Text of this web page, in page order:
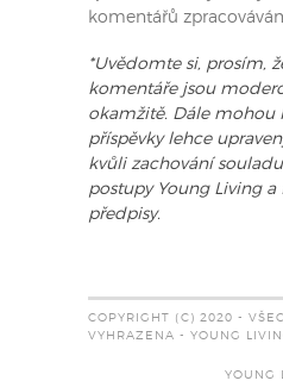
komentářů
*Uvědomte si, prosím,
komentáře jsou
okamžitě. Dále mohou
příspěvky lehce
kvůli zachování
postupy Young Living
předpisy.
COPYRIGHT (C) 2020 -
VYHRAZENA - YOUNG
YOUNG